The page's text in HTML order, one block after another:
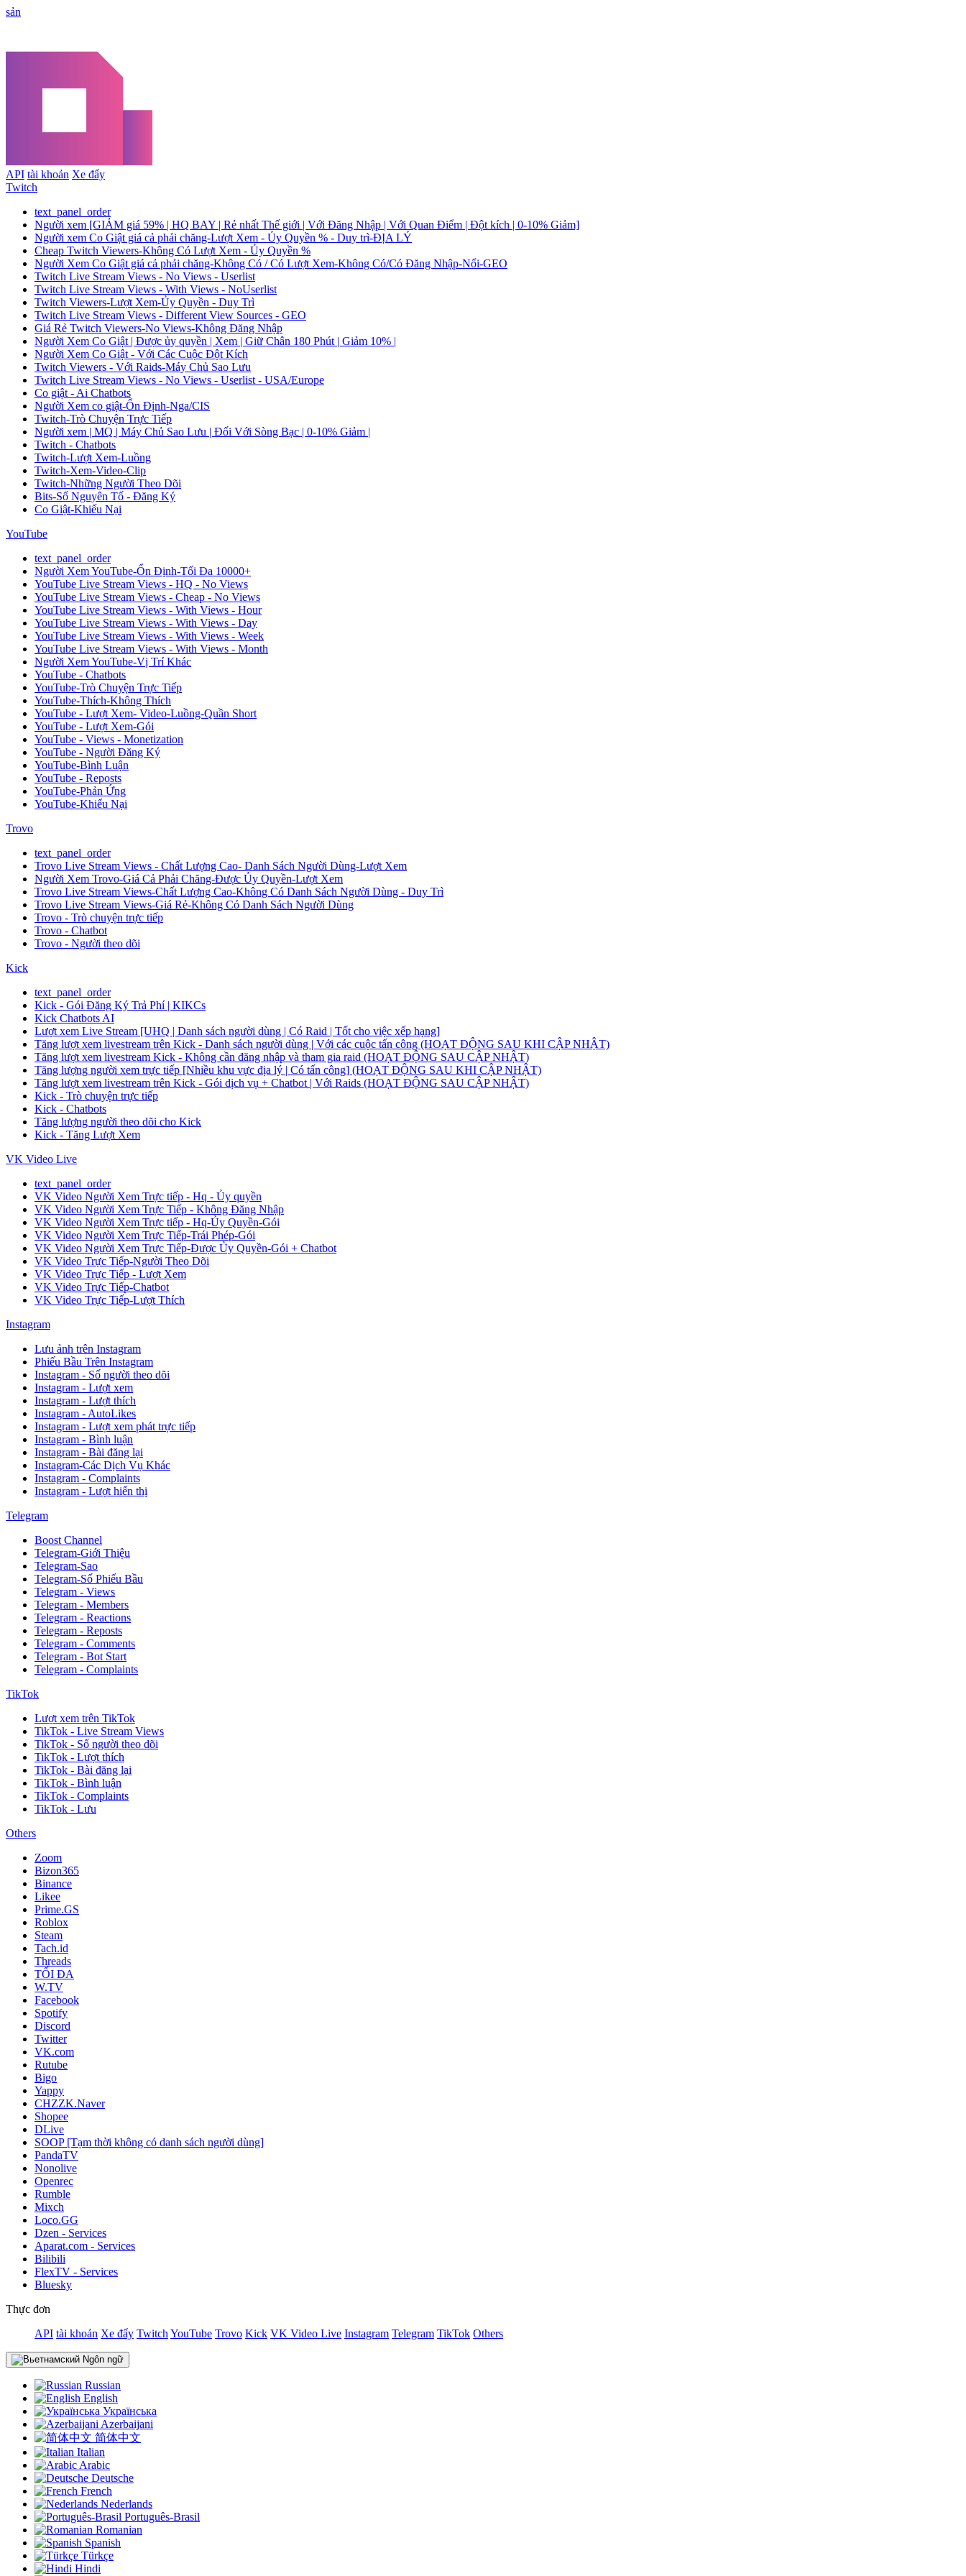
sản
API tài khoản Xe đẩy
Twitch
text_panel_order
Người xem [GIẢM giá 59% | HQ BAY | Rẻ nhất Thế giới | Với Đăng Nhập | Với Quan Điểm | Đột kích | 0-10% Giảm]
Người xem Co Giật giá cả phải chăng-Lượt Xem - Ủy Quyền % - Duy trì-ĐỊA LÝ
Cheap Twitch Viewers-Không Có Lượt Xem - Ủy Quyền %
Người Xem Co Giật giá cả phải chăng-Không Có / Có Lượt Xem-Không Có/Có Đăng Nhập-Nổi-GEO
Twitch Live Stream Views - No Views - Userlist
Twitch Live Stream Views - With Views - NoUserlist
Twitch Viewers-Lượt Xem-Ủy Quyền - Duy Trì
Twitch Live Stream Views - Different View Sources - GEO
Giá Rẻ Twitch Viewers-No Views-Không Đăng Nhập
Người Xem Co Giật | Được ủy quyền | Xem | Giữ Chân 180 Phút | Giảm 10% |
Người Xem Co Giật - Với Các Cuộc Đột Kích
Twitch Viewers - Với Raids-Máy Chủ Sao Lưu
Twitch Live Stream Views - No Views - Userlist - USA/Europe
Co giật - Ai Chatbots
Người Xem co giật-Ổn Định-Nga/CIS
Twitch-Trò Chuyện Trực Tiếp
Người xem | MQ | Máy Chủ Sao Lưu | Đối Với Sòng Bạc | 0-10% Giảm |
Twitch - Chatbots
Twitch-Lượt Xem-Luồng
Twitch-Xem-Video-Clip
Twitch-Những Người Theo Dõi
Bits-Số Nguyên Tố - Đăng Ký
Co Giật-Khiếu Nại
YouTube
text_panel_order
Người Xem YouTube-Ổn Định-Tối Đa 10000+
YouTube Live Stream Views - HQ - No Views
YouTube Live Stream Views - Cheap - No Views
YouTube Live Stream Views - With Views - Hour
YouTube Live Stream Views - With Views - Day
YouTube Live Stream Views - With Views - Week
YouTube Live Stream Views - With Views - Month
Người Xem YouTube-Vị Trí Khác
YouTube - Chatbots
YouTube-Trò Chuyện Trực Tiếp
YouTube-Thích-Không Thích
YouTube - Lượt Xem- Video-Luồng-Quần Short
YouTube - Lượt Xem-Gói
YouTube - Views - Monetization
YouTube - Người Đăng Ký
YouTube-Bình Luận
YouTube - Reposts
YouTube-Phản Ứng
YouTube-Khiếu Nại
Trovo
text_panel_order
Trovo Live Stream Views - Chất Lượng Cao- Danh Sách Người Dùng-Lượt Xem
Người Xem Trovo-Giá Cả Phải Chăng-Được Ủy Quyền-Lượt Xem
Trovo Live Stream Views-Chất Lượng Cao-Không Có Danh Sách Người Dùng - Duy Trì
Trovo Live Stream Views-Giá Rẻ-Không Có Danh Sách Người Dùng
Trovo - Trò chuyện trực tiếp
Trovo - Chatbot
Trovo - Người theo dõi
Kick
text_panel_order
Kick - Gói Đăng Ký Trả Phí | KIKCs
Kick Chatbots AI
Lượt xem Live Stream [UHQ | Danh sách người dùng | Có Raid | Tốt cho việc xếp hạng]
Tăng lượt xem livestream trên Kick - Danh sách người dùng | Với các cuộc tấn công (HOẠT ĐỘNG SAU KHI CẬP NHẬT)
Tăng lượt xem livestream Kick - Không cần đăng nhập và tham gia raid (HOẠT ĐỘNG SAU CẬP NHẬT)
Tăng lượng người xem trực tiếp [Nhiều khu vực địa lý | Có tấn công] (HOẠT ĐỘNG SAU KHI CẬP NHẬT)
Tăng lượt xem livestream trên Kick - Gói dịch vụ + Chatbot | Với Raids (HOẠT ĐỘNG SAU CẬP NHẬT)
Kick - Trò chuyện trực tiếp
Kick - Chatbots
Tăng lượng người theo dõi cho Kick
Kick - Tăng Lượt Xem
VK Video Live
text_panel_order
VK Video Người Xem Trực tiếp - Hq - Ủy quyền
VK Video Người Xem Trực Tiếp - Không Đăng Nhập
VK Video Người Xem Trực tiếp - Hq-Ủy Quyền-Gói
VK Video Người Xem Trực Tiếp-Trái Phép-Gói
VK Video Người Xem Trực Tiếp-Được Ủy Quyền-Gói + Chatbot
VK Video Trực Tiếp-Người Theo Dõi
VK Video Trực Tiếp - Lượt Xem
VK Video Trực Tiếp-Chatbot
VK Video Trực Tiếp-Lượt Thích
Instagram
Lưu ảnh trên Instagram
Phiếu Bầu Trên Instagram
Instagram - Số người theo dõi
Instagram - Lượt xem
Instagram - Lượt thích
Instagram - AutoLikes
Instagram - Lượt xem phát trực tiếp
Instagram - Bình luận
Instagram - Bài đăng lại
Instagram-Các Dịch Vụ Khác
Instagram - Complaints
Instagram - Lượt hiển thị
Telegram
Boost Channel
Telegram-Giới Thiệu
Telegram-Sao
Telegram-Số Phiếu Bầu
Telegram - Views
Telegram - Members
Telegram - Reactions
Telegram - Reposts
Telegram - Comments
Telegram - Bot Start
Telegram - Complaints
TikTok
Lượt xem trên TikTok
TikTok - Live Stream Views
TikTok - Số người theo dõi
TikTok - Lượt thích
TikTok - Bài đăng lại
TikTok - Bình luận
TikTok - Complaints
TikTok - Lưu
Others
Zoom
Bizon365
Binance
Likee
Prime.GS
Roblox
Steam
Tach.id
Threads
TỐI ĐA
W.TV
Facebook
Spotify
Discord
Twitter
VK.com
Rutube
Bigo
Yappy
CHZZK.Naver
Shopee
DLive
SOOP [Tạm thời không có danh sách người dùng]
PandaTV
Nonolive
Openrec
Rumble
Mixch
Loco.GG
Dzen - Services
Aparat.com - Services
Bilibili
FlexTV - Services
Bluesky
Thực đơn
API tài khoản Xe đẩy Twitch YouTube Trovo Kick VK Video Live Instagram Telegram TikTok Others
Ngôn ngữ
Russian
English
Українська
Azerbaijani
简体中文
Italian
Arabic
Deutsche
French
Nederlands
Português-Brasil
Romanian
Spanish
Türkçe
Hindi